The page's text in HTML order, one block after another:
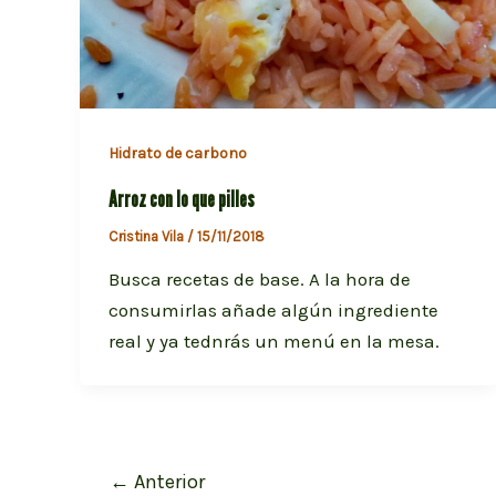
Hidrato de carbono
Arroz con lo que pilles
Cristina Vila / 15/11/2018
Busca recetas de base. A la hora de
consumirlas añade algún ingrediente
real y ya tednrás un menú en la mesa.
Paginación
← Anterior